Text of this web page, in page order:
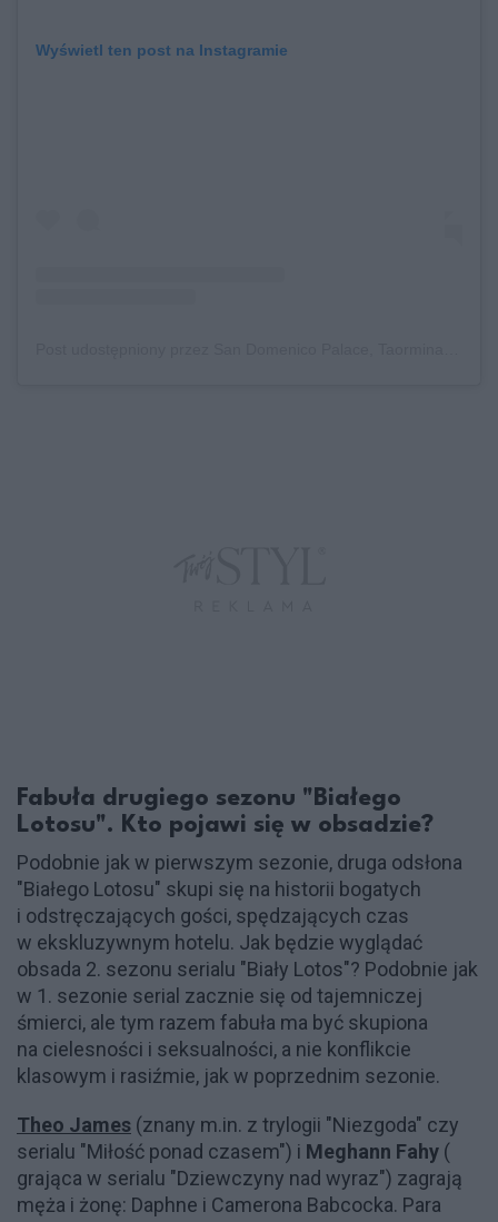
Wyświetl ten post na Instagramie
Fabuła drugiego sezonu "Białego
Lotosu". Kto pojawi się w obsadzie?
Podobnie jak w pierwszym sezonie, druga odsłona
"Białego Lotosu" skupi się na historii bogatych
i odstręczających gości, spędzających czas
w ekskluzywnym hotelu. Jak będzie wyglądać
obsada 2. sezonu serialu "Biały Lotos"? Podobnie jak
w 1. sezonie serial zacznie się od tajemniczej
śmierci, ale tym razem fabuła ma być skupiona
na cielesności i seksualności, a nie konflikcie
klasowym i rasiźmie, jak w poprzednim sezonie.
Theo James (znany m.in. z trylogii "Niezgoda" czy
serialu "Miłość ponad czasem") i Meghann Fahy (
grająca w serialu "Dziewczyny nad wyraz") zagrają
męża i żonę: Daphne i Camerona Babcocka. Para